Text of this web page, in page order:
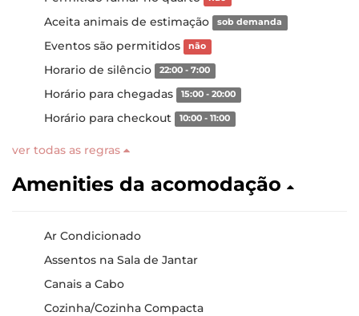
Aceita animais de estimação sob demanda
Eventos são permitidos não
Horario de silêncio 22:00 - 7:00
Horário para chegadas 15:00 - 20:00
Horário para checkout 10:00 - 11:00
ver todas as regras
Amenities da acomodação
Ar Condicionado
Assentos na Sala de Jantar
Canais a Cabo
Cozinha/Cozinha Compacta